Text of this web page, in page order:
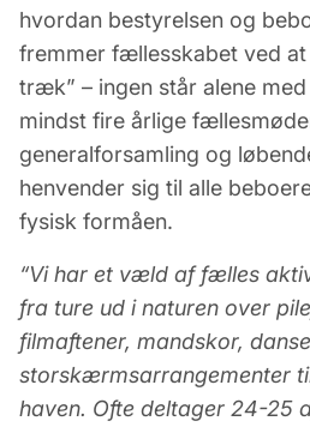
hvordan bestyrelsen og
fremmer fællesskabet ved at
træk” – ingen står alene
mindst fire årlige
generalforsamling og
henvender sig til alle
fysisk formåen.
“Vi har et væld af fælles
fra ture ud i naturen over
filmaftener, mandskor,
storskærmsarrangementer
haven. Ofte deltager 24-25